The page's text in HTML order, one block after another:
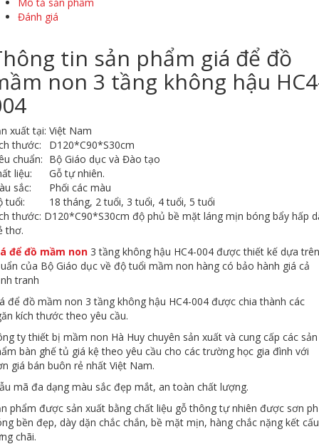
Đánh giá
tin sản phẩm giá để đồ
non 3 tầng không hậu
xuất tại: Việt Nam
thước:
D120*C90*S30cm
chuẩn: Bộ Giáo dục và Đào tạo
liệu:
Gỗ tự nhiên.
sắc:
Phối các màu
tuổi:
18 tháng, 2 tuổi, 3 tuổi, 4 tuổi, 5 tuổi
thước: D120*C90*S30cm độ phủ bề mặt láng mịn bóng bẩy hấp
thơ.
để đồ mầm non 3 tầng không hậu HC4-004 được thiết kế dựa trên
của Bộ Giáo dục về độ tuổi mầm non hàng có bảo hành giá cả
tranh
để đồ mầm non 3 tầng không hậu HC4-004 được chia thành các
kích thước theo yêu cầu.
ty thiết bị mầm non Hà Huy chuyên sản xuất và cung cấp các sản
bàn ghế tủ giá kệ theo yêu cầu cho các trường học gia đình với
giá bán buôn rẻ nhất Việt Nam.
mã đa dạng màu sắc đẹp mắt, an toàn chất lượng.
phẩm được sản xuất bằng chất liệu gỗ thông tự nhiên được sơn
bền đẹp, dày dặn chắc chắn, bề mặt mịn, hàng chắc nặng kết cấu
chãi.